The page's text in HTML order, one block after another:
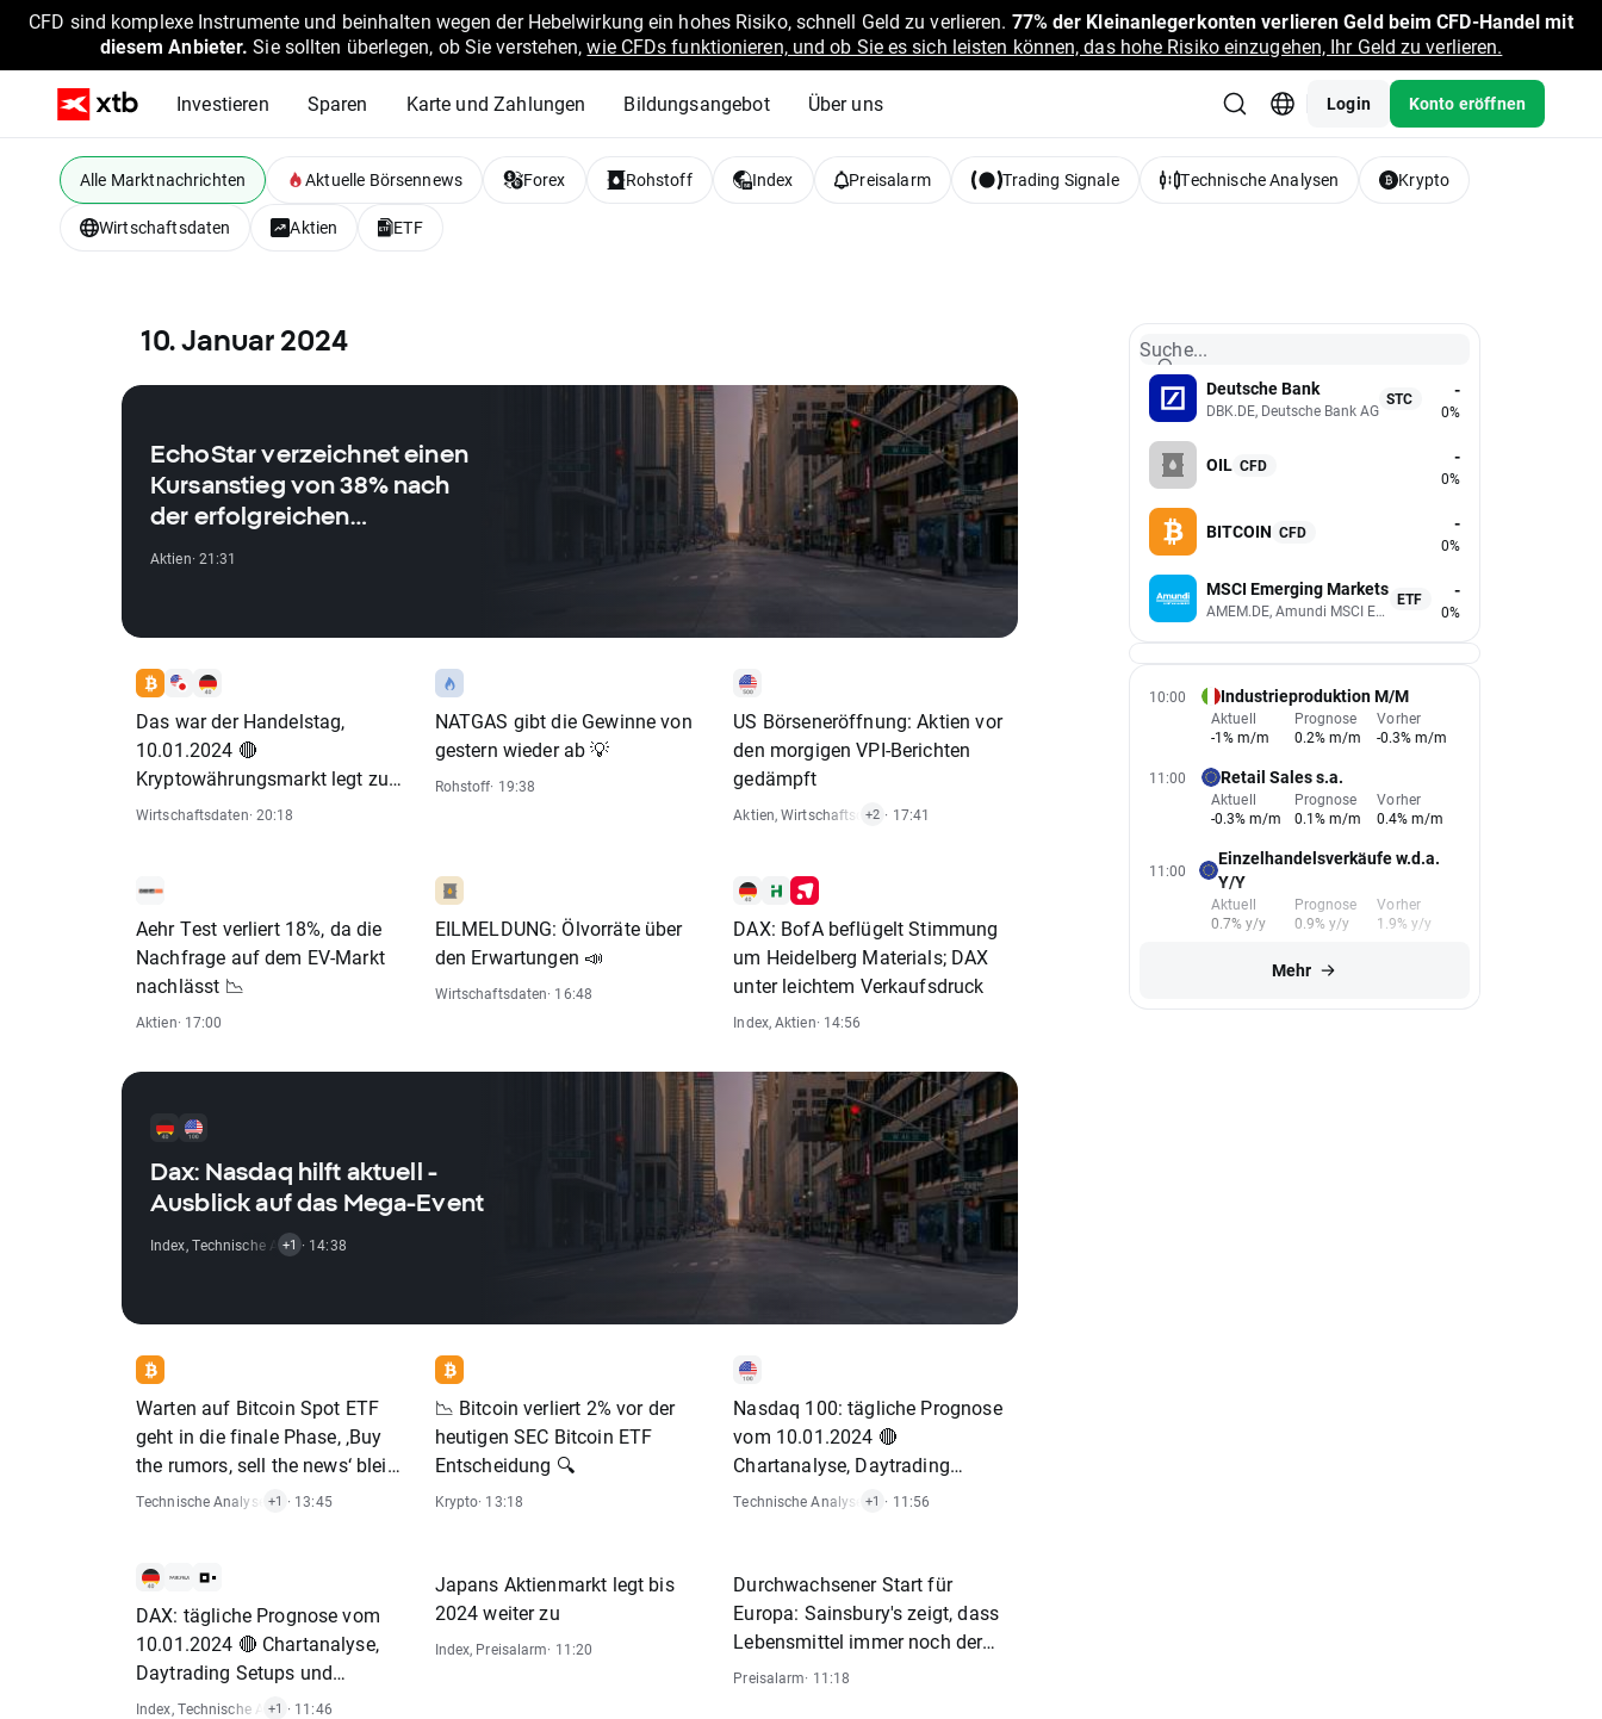
CFD sind komplexe Instrumente und beinhalten wegen der Hebelwirkung ein hohes Risiko, schnell Geld zu verlieren. 77% der Kleinanlegerkonten verlieren Geld beim CFD-Handel mit
diesem Anbieter. Sie sollten überlegen, ob Sie verstehen,wie CFDs funktionieren, und ob Sie es sich leisten können, das hohe Risiko einzugehen, Ihr Geld zu verlieren.
Investieren Sparen Karte und Zahlungen Bildungsangebot Über uns Login Konto eröffnen
Alle Marktnachrichten Aktuelle Börsennews Forex Rohstoff Index Preisalarm Trading Signale Technische Analysen Krypto
Wirtschaftsdaten Aktien ETF
10. Januar 2024
EchoStar verzeichnet einen
Kursanstieg von 38% nach
der erfolgreichen
Ankündigung der Fusion 📌
Aktien· 21:31
Das war der Handelstag,
10.01.2024 🔴
Kryptowährungsmarkt legt zu
in Erwartung einer historischen
Wirtschaftsdaten· 20:18
NATGAS gibt die Gewinne von
gestern wieder ab 💡
Rohstoff· 19:38
US Börseneröffnung: Aktien vor
den morgigen VPI-Berichten
gedämpft
Aktien,Wirtschaftsdaten ,Index
+2 · 17:41
Aehr Test verliert 18%, da die
Nachfrage auf dem EV-Markt
nachlässt 📉
Aktien· 17:00
EILMELDUNG: Ölvorräte über
den Erwartungen 📣
Wirtschaftsdaten· 16:48
DAX: BofA beflügelt Stimmung
um Heidelberg Materials; DAX
unter leichtem Verkaufsdruck
Index,Aktien· 14:56
Dax: Nasdaq hilft aktuell -
Ausblick auf das Mega-Event
Index,Technische Analysen
+1 · 14:38
Warten auf Bitcoin Spot ETF
geht in die finale Phase, ‚Buy
the rumors, sell the news‘ bleibt
eine Option🔴 Die aktuelle
und Trading Setups
Technische Analysen, Krypto
+1 · 13:45
📉 Bitcoin verliert 2% vor der
heutigen SEC Bitcoin ETF
Entscheidung 🔍
Krypto· 13:18
Nasdaq 100: tägliche Prognose
vom 10.01.2024 🔴
Chartanalyse, Daytrading
Setups und Marktausblick für
Technische Analysen, Index
+1 · 11:56
DAX: tägliche Prognose vom
10.01.2024 🔴 Chartanalyse,
Daytrading Setups und
Marktausblick für aktive Trader
Index,Technische Analysen
+1 · 11:46
Japans Aktienmarkt legt bis
2024 weiter zu
Index, Preisalarm· 11:20
Durchwachsener Start für
Europa: Sainsbury's zeigt, dass
Lebensmittel immer noch der
Star der Show sind
Preisalarm· 11:18
Suche...
Deutsche Bank
DBK.DE, Deutsche Bank AG
STC -
0%
OIL CFD -
0%
BITCOIN CFD -
0%
MSCI Emerging Markets
AMEM.DE, Amundi MSCI Emerging Markets UCITS (Acc EUR)
ETF -
0%
10:00 Industrieproduktion M/M
Aktuell
-1% m/m
Prognose
0.2% m/m
Vorher
-0.3% m/m
11:00 Retail Sales s.a.
Aktuell
-0.3% m/m
Prognose
0.1% m/m
Vorher
0.4% m/m
11:00
Einzelhandelsverkäufe w.d.a.
Y/Y
Aktuell
0.7% y/y
Prognose
0.9% y/y
Vorher
1.9% y/y
Mehr